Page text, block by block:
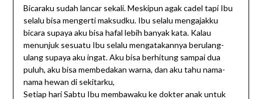
Bicaraku sudah lancar sekali. Meskipun agak cadel tapi Ibu
selalu bisa mengerti maksudku. Ibu selalu mengajakku
bicara supaya aku bisa hafal lebih banyak kata. Kalau
menunjuk sesuatu Ibu selalu mengatakannya berulang-
ulang supaya aku ingat. Aku bisa berhitung sampai dua
puluh, aku bisa membedakan warna, dan aku tahu nama-
nama hewan di sekitarku,
Setiap hari Sabtu Ibu membawaku ke dokter anak untuk